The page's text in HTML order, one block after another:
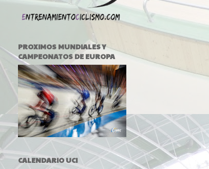
PROXIMOS MUNDIALES Y
CAMPEONATOS DE EUROPA
CALENDARIO UCI